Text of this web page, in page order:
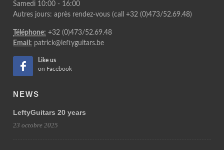
Samedi 10:00 - 16:00
Autres jours: après rendez-vous (call +32 (0)473/52.69.48)
Téléphone: +32 (0)473/52.69.48
Email: patrick@leftyguitars.be
Like us
on Facebook
NEWS
LeftyGuitars 20 years
23 octobre 2025